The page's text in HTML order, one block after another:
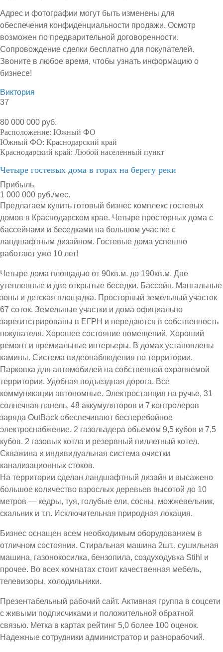
Адрес и фотографии могут быть изменены для
обеспечения конфиденциальности продажи. Осмотр
возможен по предварительной договоренности.
Сопровождение сделки бесплатно для покупателей.
Звоните в любое время, чтобы узнать информацию о
бизнесе!
Виктория
37
80 000 000 руб.
Расположение: Южный ФО
Южный ФО: Краснодарский край
Краснодарский край: Любой населенный пункт
Четыре гостевых дома в горах на берегу реки
Прибыль
1 000 000 руб./мес.
Предлагаем купить готовый бизнес комплекс гостевых
домов в Краснодарском крае. Четыре просторных дома с
бассейнами и беседками на большом участке с
ландшафтным дизайном. Гостевые дома успешно
работают уже 10 лет!
Четыре дома площадью от 90кв.м. до 190кв.м. Две
утепленные и две открытые беседки. Бассейн. Мангальные
зоны и детская площадка. Просторный земельный участок
67 соток. Земельные участки и дома официально
зарегитстрированы в ЕГРН и передаются в собственность
покупателя. Хорошее состояние помещений. Хороший
ремонт и премиальные интерьеры. В домах установлены
камины. Система видеонаблюдения по территории.
Парковка для автомобилей на собственной охраняемой
территории. Удобная подъездная дорога. Все
коммуникации автономные. Электростанция на ручье, 31
солнечная панель, 48 аккумуляторов и 7 контролеров
заряда OutBack обеспечивают бесперебойное
электроснабжение. 2 газольздера объемом 9,5 кубов и 7,5
кубов. 2 газовых котла и резервный пиллетный котел.
Скважина и индивидуальная система очистки
канализационных стоков.
На территории сделан ландшафтный дизайн и высажено
большое количество взрослых деревьев высотой до 10
метров — кедры, туя, голубые ели, сосны, можжевельник,
скальник и т.п. Исключительная природная локация.
Бизнес оснащен всем необходимым оборудованием в
отличном состоянии. Стиральная машина 2шт., сушильная
машина, газонокосилка, бензопила, создуходувка Stihl и
прочее. Во всех комнатах стоит качественная мебель,
телевизоры, холодильники.
Презентабельный рабочий сайт. Активная группа в соцсети
с живыми подписчиками и положительной обратной
связью. Метка в картах рейтинг 5,0 более 100 оценок.
Надежные сотрудники администратор и разнорабочий.